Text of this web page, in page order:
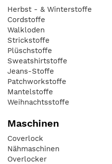
Herbst - & Winterstoffe
Cordstoffe
Walkloden
Strickstoffe
Plüschstoffe
Sweatshirtstoffe
Jeans-Stoffe
Patchworkstoffe
Mantelstoffe
Weihnachtsstoffe
Maschinen
Coverlock
Nähmaschinen
Overlocker